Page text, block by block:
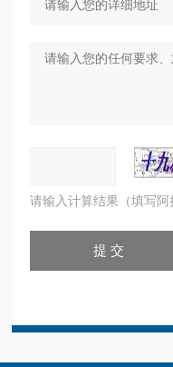
请输入计算结果（填写